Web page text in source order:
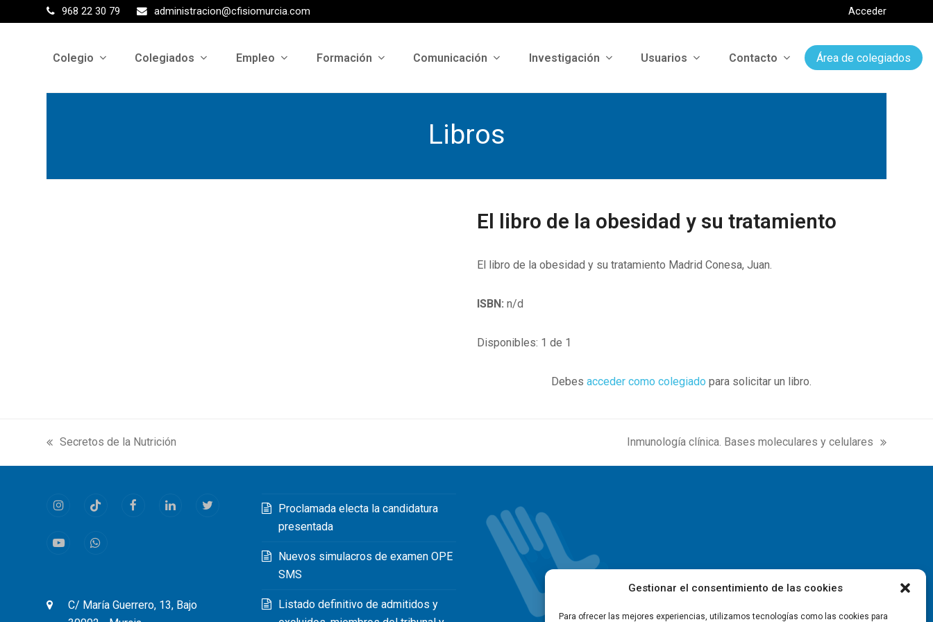
Gestionar el consentimiento de las cookies
Para ofrecer las mejores experiencias, utilizamos tecnologías como las cookies para
968 22 30 79 administracion@cfisiomurcia.com Acceder
Colegio Colegiados Empleo Formación Comunicación Investigación Usuarios Contacto Área de colegiados
Libros
El libro de la obesidad y su tratamiento
El libro de la obesidad y su tratamiento Madrid Conesa, Juan.
ISBN: n/d
Disponibles: 1 de 1
Debesacceder como colegiado para solicitar un libro.
previous
post:
Secretos de la Nutrición
next
post:
Inmunología clínica. Bases moleculares y celulares
InstagramTiktok FacebookLinkedInTwitter
YoutubeWhatsapp
C/ María Guerrero, 13, Bajo
Proclamada electa la candidatura
presentada
Nuevos simulacros de examen OPE
SMS
Listado definitivo de admitidos y